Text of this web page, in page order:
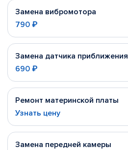
Замена вибромотора
790 ₽
Замена датчика приближения
690 ₽
Ремонт материнской платы
Узнать цену
Замена передней камеры